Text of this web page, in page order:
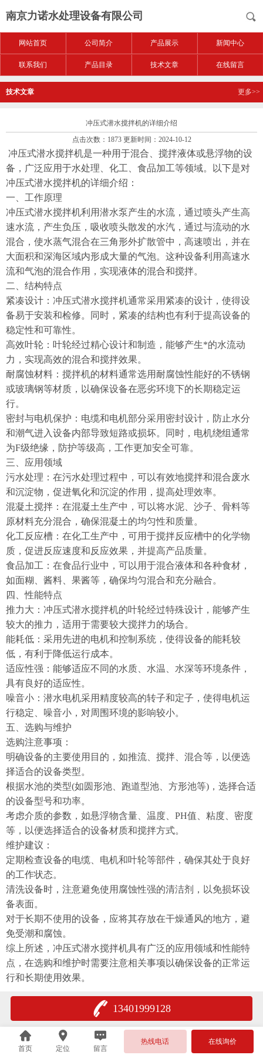
南京力诺水处理设备有限公司
网站首页 公司简介 产品展示 新闻中心
联系我们 产品目录 技术文章 在线留言
技术文章 更多>>
冲压式潜水搅拌机的详细介绍
点击次数：1873 更新时间：2024-10-12
冲压式潜水搅拌机是一种用于混合、搅拌液体或悬浮物的设
备，广泛应用于水处理、化工、食品加工等领域。以下是对
冲压式潜水搅拌机的详细介绍：
一、工作原理
冲压式潜水搅拌机利用潜水泵产生的水流，通过喷头产生高
速水流，产生负压，吸收喷头散发的水汽，通过与流动的水
混合，使水蒸气混合在三角形外扩散管中，高速喷出，并在
大面积和深海区域内形成大量的气泡。这种设备利用高速水
流和气泡的混合作用，实现液体的混合和搅拌。
二、结构特点
紧凑设计：冲压式潜水搅拌机通常采用紧凑的设计，使得设
备易于安装和检修。同时，紧凑的结构也有利于提高设备的
稳定性和可靠性。
高效叶轮：叶轮经过精心设计和制造，能够产生*的水流动
力，实现高效的混合和搅拌效果。
耐腐蚀材料：搅拌机的材料通常选用耐腐蚀性能好的不锈钢
或玻璃钢等材质，以确保设备在恶劣环境下的长期稳定运
行。
密封与电机保护：电缆和电机部分采用密封设计，防止水分
和潮气进入设备内部导致短路或损坏。同时，电机绕组通常
为F级绝缘，防护等级高，工作更加安全可靠。
三、应用领域
污水处理：在污水处理过程中，可以有效地搅拌和混合废水
和沉淀物，促进氧化和沉淀的作用，提高处理效率。
混凝土搅拌：在混凝土生产中，可以将水泥、沙子、骨料等
原材料充分混合，确保混凝土的均匀性和质量。
化工反应槽：在化工生产中，可用于搅拌反应槽中的化学物
质，促进反应速度和反应效果，并提高产品质量。
食品加工：在食品行业中，可以用于混合液体和各种食材，
如面糊、酱料、果酱等，确保均匀混合和充分融合。
四、性能特点
推力大：冲压式潜水搅拌机的叶轮经过特殊设计，能够产生
较大的推力，适用于需要较大搅拌力的场合。
能耗低：采用先进的电机和控制系统，使得设备的能耗较
低，有利于降低运行成本。
适应性强：能够适应不同的水质、水温、水深等环境条件，
具有良好的适应性。
噪音小：潜水电机采用精度较高的转子和定子，使得电机运
行稳定、噪音小，对周围环境的影响较小。
五、选购与维护
选购注意事项：
明确设备的主要使用目的，如推流、搅拌、混合等，以便选
择适合的设备类型。
根据水池的类型(如圆形池、跑道型池、方形池等)，选择合适
的设备型号和功率。
考虑介质的参数，如悬浮物含量、温度、PH值、粘度、密度
等，以便选择适合的设备材质和搅拌方式。
维护建议：
定期检查设备的电缆、电机和叶轮等部件，确保其处于良好
的工作状态。
清洗设备时，注意避免使用腐蚀性强的清洁剂，以免损坏设
备表面。
对于长期不使用的设备，应将其存放在干燥通风的地方，避
免受潮和腐蚀。
综上所述，冲压式潜水搅拌机具有广泛的应用领域和性能特
点，在选购和维护时需要注意相关事项以确保设备的正常运
行和长期使用效果。
13401999128
首页 定位 留言
热线电话 在线询价